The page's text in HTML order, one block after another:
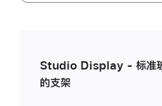
Studio Display - 标准
的支架